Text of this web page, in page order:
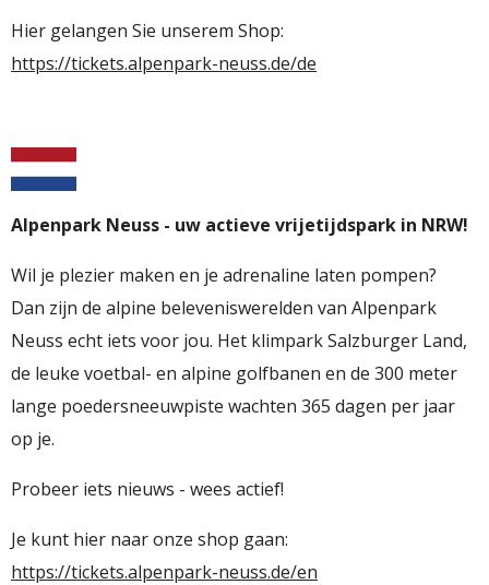
Hier gelangen Sie unserem Shop:
https://tickets.alpenpark-neuss.de/de
Alpenpark Neuss - uw actieve vrijetijdspark in NRW!
Wil je plezier maken en je adrenaline laten pompen?
Dan zijn de alpine beleveniswerelden van Alpenpark
Neuss echt iets voor jou. Het klimpark Salzburger Land,
de leuke voetbal- en alpine golfbanen en de 300 meter
lange poedersneeuwpiste wachten 365 dagen per jaar
op je.
Probeer iets nieuws - wees actief!
Je kunt hier naar onze shop gaan:
https://tickets.alpenpark-neuss.de/en